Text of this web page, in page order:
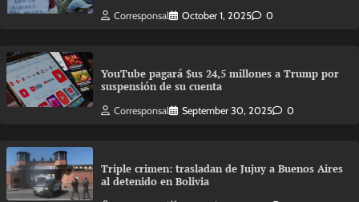
Corresponsal October 1, 2025 0
YouTube pagará $us 24,5 millones a Trump por
suspensión de su cuenta
Corresponsal September 30, 2025 0
Triple crimen: trasladan de Jujuy a Buenos Aires
al detenido en Bolivia